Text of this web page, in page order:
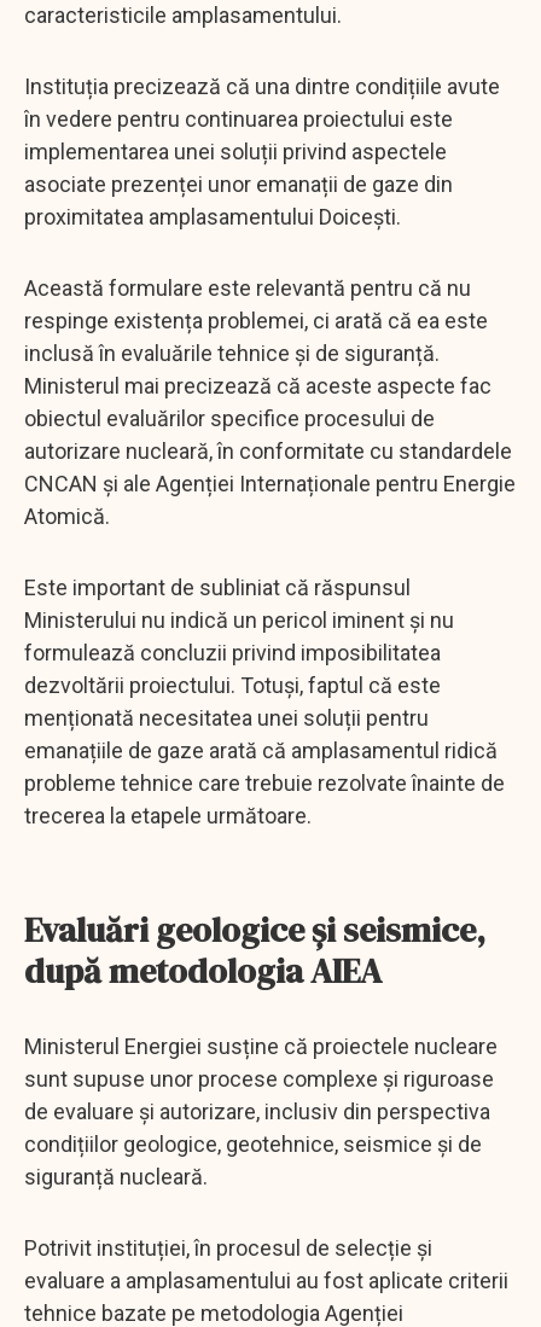
caracteristicile amplasamentului.
Instituția precizează că una dintre condițiile avute
în vedere pentru continuarea proiectului este
implementarea unei soluții privind aspectele
asociate prezenței unor emanații de gaze din
proximitatea amplasamentului Doicești.
Această formulare este relevantă pentru că nu
respinge existența problemei, ci arată că ea este
inclusă în evaluările tehnice și de siguranță.
Ministerul mai precizează că aceste aspecte fac
obiectul evaluărilor specifice procesului de
autorizare nucleară, în conformitate cu standardele
CNCAN și ale Agenției Internaționale pentru Energie
Atomică.
Este important de subliniat că răspunsul
Ministerului nu indică un pericol iminent și nu
formulează concluzii privind imposibilitatea
dezvoltării proiectului. Totuși, faptul că este
menționată necesitatea unei soluții pentru
emanațiile de gaze arată că amplasamentul ridică
probleme tehnice care trebuie rezolvate înainte de
trecerea la etapele următoare.
Evaluări geologice și seismice,
după metodologia AIEA
Ministerul Energiei susține că proiectele nucleare
sunt supuse unor procese complexe și riguroase
de evaluare și autorizare, inclusiv din perspectiva
condițiilor geologice, geotehnice, seismice și de
siguranță nucleară.
Potrivit instituției, în procesul de selecție și
evaluare a amplasamentului au fost aplicate criterii
tehnice bazate pe metodologia Agenției